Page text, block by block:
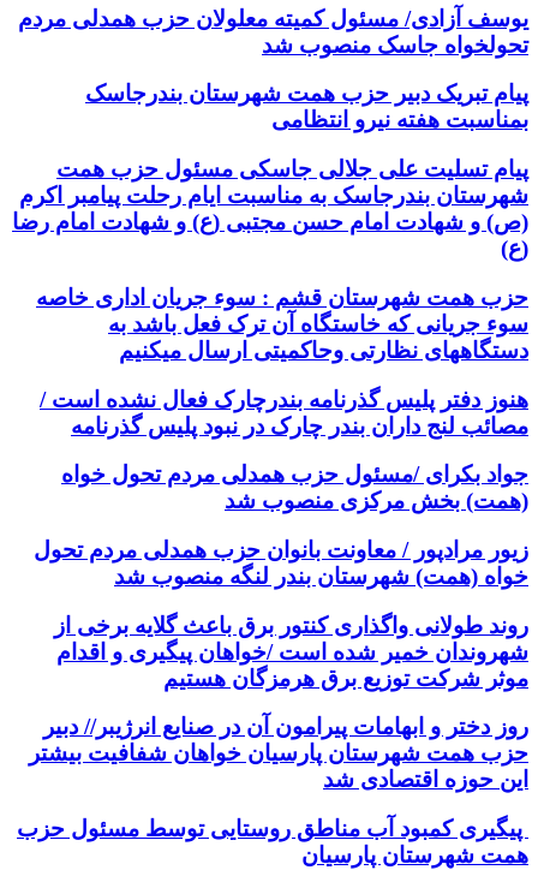
یوسف آزادی/ مسئول کمیته معلولان حزب همدلی مردم
تحولخواه جاسک منصوب شد
پیام تبریک دبیر حزب همت شهرستان بندرجاسک
بمناسبت هفته نیرو انتظامی
پیام تسلیت علی جلالی جاسکی مسئول حزب همت
شهرستان بندرجاسک به مناسبت ایام رحلت پیامبر اکرم
(ص) و شهادت امام حسن مجتبی (ع) و شهادت امام رضا
(ع)
حزب همت شهرستان قشم : سوء جریان اداری خاصه
سوء جریانی که خاستگاه آن ترک فعل باشد به
دستگاههای نظارتی وحاکمیتی ارسال میکنیم
هنوز دفتر پلیس گذرنامه بندرچارک فعال نشده است /
مصائب لنج داران بندر چارک در نبود پلیس گذرنامه
جواد بکرای /مسئول حزب همدلی مردم تحول خواه
(همت) بخش مرکزی منصوب شد
زیور مرادپور / معاونت بانوان حزب همدلی مردم تحول
خواه (همت) شهرستان بندر لنگه منصوب شد
روند طولانی واگذاری کنتور برق باعث گلایه برخی از
شهروندان خمیر شده است /خواهان پیگیری و اقدام
موثر شرکت توزیع برق هرمزگان هستیم
روز دختر و ابهامات پیرامون آن در صنایع انرژیبر// دبیر
حزب همت شهرستان پارسیان خواهان شفافیت بیشتر
این حوزه اقتصادی شد
پیگیری کمبود آب مناطق روستایی توسط مسئول حزب
همت شهرستان پارسیان